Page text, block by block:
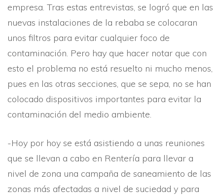
empresa. Tras estas entrevistas, se logró que en las
nuevas instalaciones de la rebaba se colocaran
unos filtros para evitar cualquier foco de
contaminación. Pero hay que hacer notar que con
esto el problema no está resuelto ni mucho menos,
pues en las otras secciones, que se sepa, no se han
colocado dispositivos importantes para evitar la
contaminación del medio ambiente.
-Hoy por hoy se está asistiendo a unas reuniones
que se llevan a cabo en Renterí­a para llevar a
nivel de zona una campaña de saneamiento de las
zonas más afectadas a nivel de suciedad y para